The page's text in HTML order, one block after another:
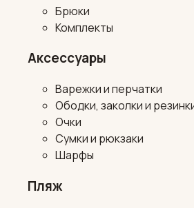
Брюки
Комплекты
Аксессуары
Варежки и перчатки
Ободки, заколки и
Очки
Сумки и рюкзаки
Шарфы
Пляж